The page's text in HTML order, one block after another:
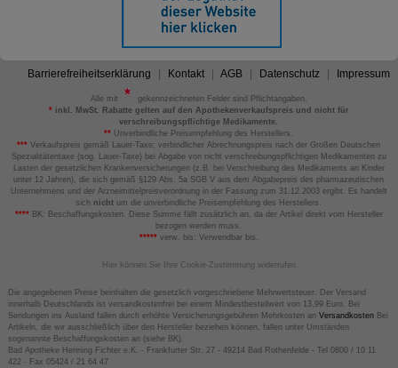
Barrierefreiheitserklärung Kontakt AGB Datenschutz Impressum
Alle mit
gekennzeichneten Felder sind Pflichtangaben.
*inkl. MwSt. Rabatte gelten auf den Apothekenverkaufspreis und nicht für
verschreibungspflichtige Medikamente.
** Unverbindliche Preisempfehlung des Herstellers.
*** Verkaufspreis gemäß Lauer-Taxe; verbindlicher Abrechnungspreis nach der Großen Deutschen
Spezialitätentaxe (sog. Lauer-Taxe) bei Abgabe von nicht verschreibungspflichtigen Medikamenten zu
Lasten der gesetzlichen Krankenversicherungen (z.B. bei Verschreibung des Medikaments an Kinder
unter 12 Jahren), die sich gemäß §129 Abs. 5a SGB V aus dem Abgabepreis des pharmazeutischen
Unternehmens und der Arzneimittelpreisverordnung in der Fassung zum 31.12.2003 ergibt. Es handelt
sich nicht um die unverbindliche Preisempfehlung des Herstellers.
****BK: Beschaffungskosten. Diese Summe fällt zusätzlich an, da der Artikel direkt vom Hersteller
bezogen werden muss.
*****verw. bis: Verwendbar bis.
Hier können Sie Ihre Cookie-Zustimmung widerrufen
Die angegebenen Preise beinhalten die gesetzlich vorgeschriebene Mehrwertsteuer. Der Versand
innerhalb Deutschlands ist versandkostenfrei bei einem Mindestbestellwert von 13,99 Euro. Bei
Sendungen ins Ausland fallen durch erhöhte Versicherungsgebühren Mehrkosten an VersandkostenBei
Artikeln, die wir ausschließlich über den Hersteller beziehen können, fallen unter Umständen
sogenannte Beschaffungskosten an (siehe BK).
Bad Apotheke Henning Fichter e.K. - Frankfurter Str. 27 - 49214 Bad Rothenfelde - Tel 0800 / 10 11
422 - Fax 05424 / 21 64 47